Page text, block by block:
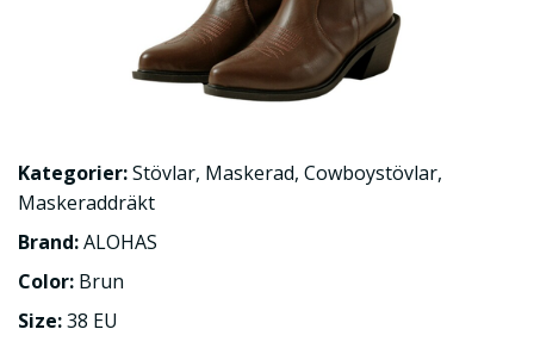
Kategorier:Stövlar, Maskerad, Cowboystövlar,
Maskeraddräkt
Brand:ALOHAS
Color: Brun
Size:38 EU